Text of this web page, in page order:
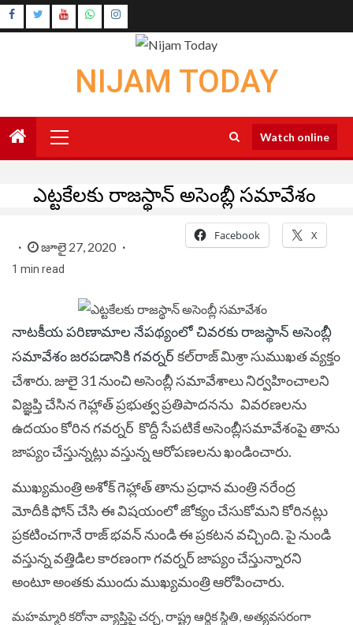
Skip
to
Instagram
NIJAM TODAY
Menu
Watch online
ఎట్టకేలకు రాజస్థాన్ అసెంబ్లీ సమావేశం
జూలై 27, 2020
1 min read
Facebook X
నాటకీయ పరిణామాల నేపథ్యంలో చివరకు రాజస్థాన్ అసెంబ్లీ
సమావేశం జరపడానికి గవర్నర్కల్‌రాజ్‌ మిశ్రా సుముఖత వ్యక్తం
చేశారు. జులై 31 నుంచి అసెంబ్లీ సమావేశాలు నిర్వహించాలని
విజ్ఞప్తి చేసిన గెహ్లాత్‌ ప్రభుత్వ ప్రతిపాదనను వివరణలను
ఉదయం కోరిన గవర్నర్ కొద్దీ సేపటికే అసెంబ్లీసమావేశంపై తాను
జాప్యం చేస్తున్నట్లు వస్తున్న ఆరోపణలను ఖండించారు.
ముఖ్యమంత్రి అశోక్ గెహ్లాత్‌ తాను ప్రధాన మంత్రి నరేంద్ర
మోదీకి ఫోన్ చేసి ఈ విషయంలో జోక్యం చేసుకోమని కోరినట్లు
ప్రకటించగానే రాజ్ భవన్ నుండి ఈ ప్రకటన వచ్చింది. పై నుండి
వస్తున్న వత్తిడిల కారణంగా గవర్నర్ జాప్యం చేస్తున్నారని
అంటూ అంతకు ముందు ముఖ్యమంత్రి ఆరోపించారు.
మహమ్మారి కరోనా వ్యాప్తిపై చర్చ, రాష్ట్ర ఆర్థిక స్థితి, అత్యవసరంగా